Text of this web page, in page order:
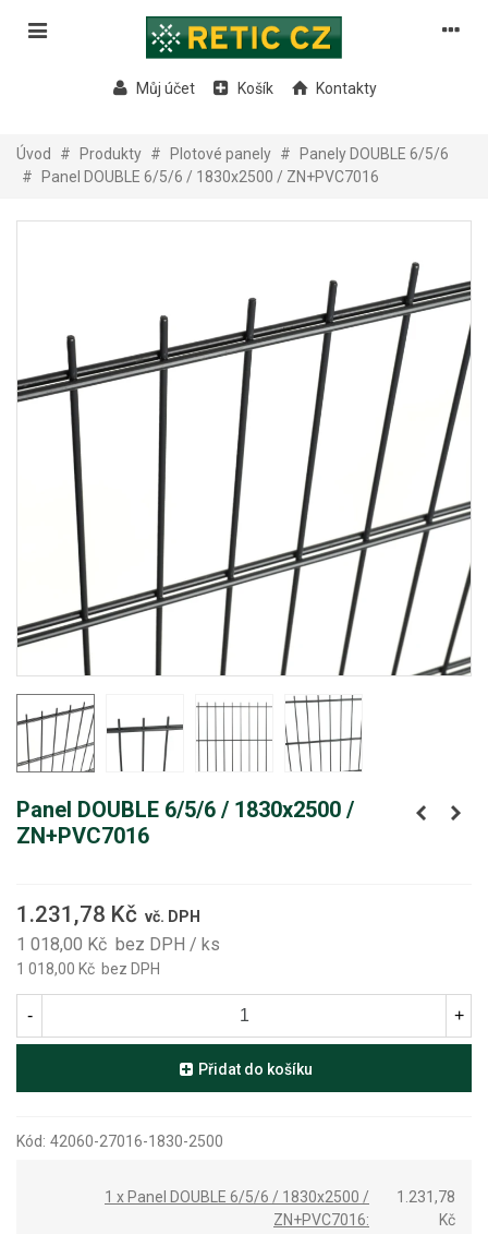
Můj účet Košík Kontakty
Úvod # Produkty # Plotové panely #
Panely DOUBLE 6/5/6
#
Panel DOUBLE 6/5/6 / 1830x2500 / ZN+PVC7016
Panel DOUBLE 6/5/6 / 1830x2500 /
ZN+PVC7016
1.231,78 Kč vč. DPH
1 018,00 Kč bez DPH / ks
1 018,00 Kč bez DPH
- +
Přidat do košíku
Kód: 42060-27016-1830-2500
1 x Panel DOUBLE 6/5/6 / 1830x2500 /
ZN+PVC7016:
1.231,78
Kč